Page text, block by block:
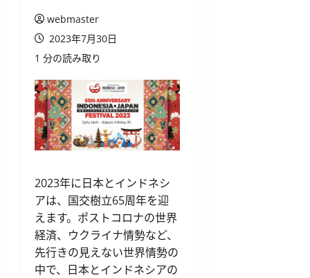
webmaster
2023年7月30日
1 分の読み取り
2023年に日本とインドネシ
アは、国交樹立65周年を迎
えます。ポストコロナの世界
経済、ウクライナ情勢など、
先行きの見えない世界情勢の
中で、日本とインドネシアの